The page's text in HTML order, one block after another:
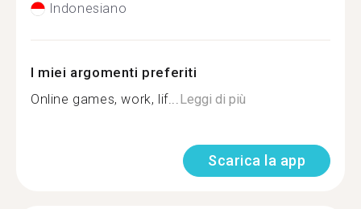
Indonesiano
I miei argomenti preferiti
Online games, work, lif...Leggi di più
Scarica la app